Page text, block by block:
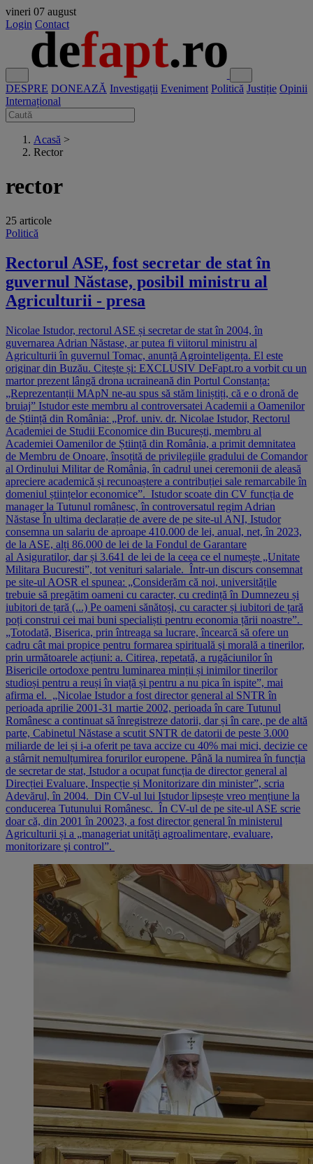
vineri 07 august
Login Contact
DESPRE DONEAZĂ Investigații Eveniment Politică Justiție Opinii
Internațional
Acasă >
Rector
rector
25 articole
Politică
Rectorul ASE, fost secretar de stat în
guvernul Năstase, posibil ministru al
Agriculturii - presa
Nicolae Istudor, rectorul ASE și secretar de stat în 2004, în
guvernarea Adrian Năstase, ar putea fi viitorul ministru al
Agriculturii în guvernul Tomac, anunță Agrointeligența. El este
originar din Buzău. Citește și: EXCLUSIV DeFapt.ro a vorbit cu un
martor prezent lângă drona ucraineană din Portul Constanța:
„Reprezentanții MApN ne-au spus să stăm liniștiți, că e o dronă de
bruiaj” Istudor este membru al controversatei Academii a Oamenilor
de Știință din România: „Prof. univ. dr. Nicolae Istudor, Rectorul
Academiei de Studii Economice din București, membru al
Academiei Oamenilor de Știință din România, a primit demnitatea
de Membru de Onoare, însoțită de privilegiile gradului de Comandor
al Ordinului Militar de România, în cadrul unei ceremonii de aleasă
apreciere academică și recunoaștere a contribuției sale remarcabile în
domeniul științelor economice”. Istudor scoate din CV funcția de
manager la Tutunul românesc, în controversatul regim Adrian
Năstase În ultima declarație de avere de pe site-ul ANI, Istudor
consemna un salariu de aproape 410.000 de lei, anual, net, în 2023,
de la ASE, alți 86.000 de lei de la Fondul de Garantare
al Asiguratilor, dar și 3.641 de lei de la ceea ce el numește „Unitate
Militara Bucuresti”, tot venituri salariale. Într-un discurs consemnat
pe site-ul AOSR el spunea: „Considerăm că noi, universitățile
trebuie să pregătim oameni cu caracter, cu credință în Dumnezeu și
iubitori de țară (...) Pe oameni sănătoși, cu caracter și iubitori de țară
poți construi cei mai buni specialiști pentru economia țării noastre”.
„Totodată, Biserica, prin întreaga sa lucrare, încearcă să ofere un
cadru cât mai propice pentru formarea spirituală și morală a tinerilor,
prin următoarele acțiuni: a. Citirea, repetată, a rugăciunilor în
Bisericile ortodoxe pentru luminarea minții și inimilor tinerilor
studioși pentru a reuși în viață și pentru a nu pica în ispite”, mai
afirma el. „Nicolae Istudor a fost director general al SNTR în
perioada aprilie 2001-31 martie 2002, perioada în care Tutunul
Românesc a continuat să înregistreze datorii, dar și în care, pe de altă
parte, Cabinetul Năstase a scutit SNTR de datorii de peste 3.000
miliarde de lei și i-a oferit pe tava accize cu 40% mai mici, decizie ce
a stârnit nemulțumirea forurilor europene. Până la numirea în funcția
de secretar de stat, Istudor a ocupat funcția de director general al
Direcției Evaluare, Inspecție și Monitorizare din minister”, scria
Adevărul, în 2004. Din CV-ul lui Istudor lipsește vreo mențiune la
conducerea Tutunului Românesc. În CV-ul de pe site-ul ASE scrie
doar că, din 2001 în 20023, a fost director general în ministerul
Agriculturii și a „manageriat unităţi agroalimentare, evaluare,
monitorizare şi control”.